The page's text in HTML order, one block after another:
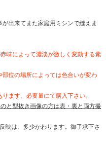
出来てまた家庭用ミシンで縫えま
味によって濃淡が激しく変動する素
位の場所によっては色合いが変わ
ます。必要量にて購入下さい。
と型抜き画像の方は表・裏と両方撮
映は、多少かわります。御了承下さ